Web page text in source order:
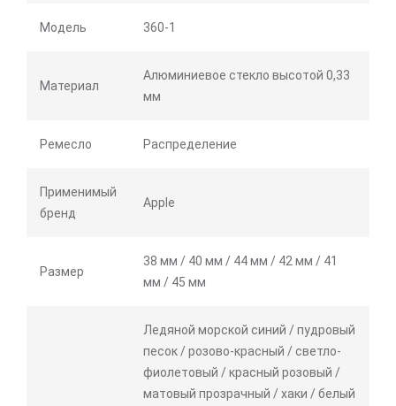
Модель 360-1
Материал
Алюминиевое стекло высотой 0,33
мм
Ремесло Распределение
Применимый
бренд
Apple
Размер
38 мм / 40 мм / 44 мм / 42 мм / 41
мм / 45 мм
Ледяной морской синий / пудровый
песок / розово-красный / светло-
фиолетовый / красный розовый /
матовый прозрачный / хаки / белый